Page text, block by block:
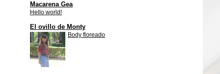
Macarena Gea
Hello world!
El ovillo de Monty
Body floreado